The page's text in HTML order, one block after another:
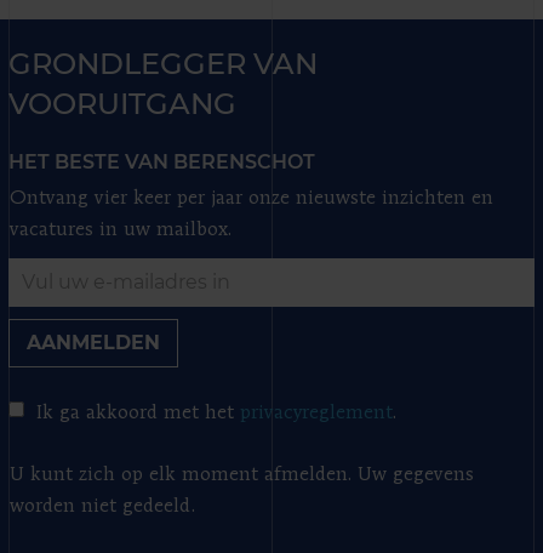
GRONDLEGGER VAN
VOORUITGANG
HET BESTE VAN BERENSCHOT
Ontvang vier keer per jaar onze nieuwste inzichten en
vacatures in uw mailbox.
AANMELDEN
Ik ga akkoord met het privacyreglement.
U kunt zich op elk moment afmelden. Uw gegevens
worden niet gedeeld.